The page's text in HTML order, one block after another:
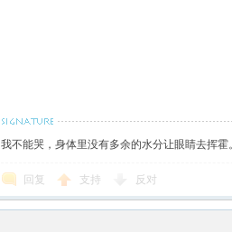
我不能哭，身体里没有多余的水分让眼睛去挥霍
回复 支持 反对